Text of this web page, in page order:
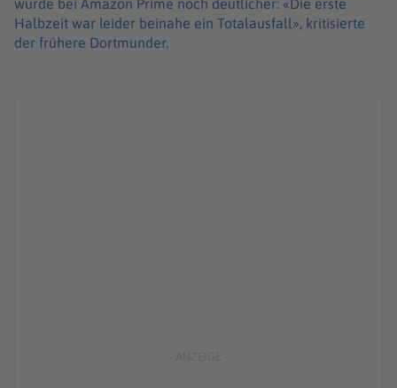
wurde bei Amazon Prime noch deutlicher: «Die erste
Halbzeit war leider beinahe ein Totalausfall», kritisierte
der frühere Dortmunder.